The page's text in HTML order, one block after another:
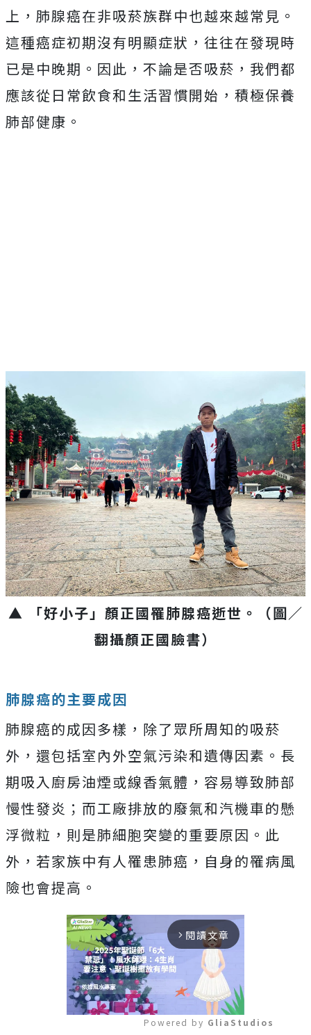
上，肺腺癌在非吸菸族群中也越來越常見。
這種癌症初期沒有明顯症狀，往往在發現時
已是中晚期。因此，不論是否吸菸，我們都
應該從日常飲食和生活習慣開始，積極保養
肺部健康。
▲ 「好小子」顏正國罹肺腺癌逝世。
（圖／
翻攝顏正國臉書）
肺腺癌的主要成因
肺腺癌的成因多樣，除了眾所周知的吸菸
外，還包括室內外空氣污染和遺傳因素。長
期吸入廚房油煙或線香氣體，容易導致肺部
慢性發炎；而工廠排放的廢氣和汽機車的懸
浮微粒，則是肺細胞突變的重要原因。此
外，若家族中有人罹患肺癌，自身的罹病風
險也會提高。
arrow_forward_ios 閱讀文章
Powered by GliaStudios